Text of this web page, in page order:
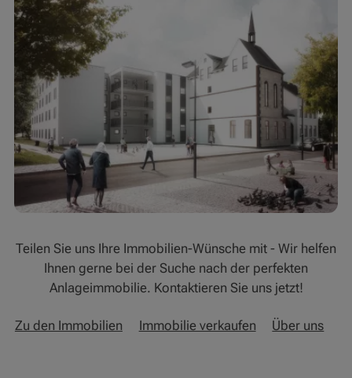
Teilen Sie uns Ihre Immobilien-Wünsche mit - Wir helfen
Ihnen gerne bei der Suche nach der perfekten
Anlageimmobilie. Kontaktieren Sie uns jetzt!
Zu den Immobilien Immobilie verkaufen Über uns